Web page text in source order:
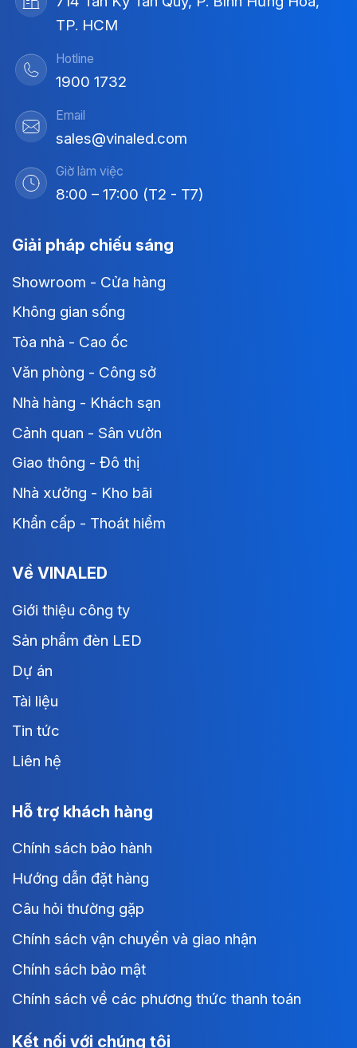
TP. HCM
Hotline
1900 1732
Email
sales@vinaled.com
Giờ làm việc
8:00 – 17:00 (T2 - T7)
Giải pháp chiếu sáng
Showroom - Cửa hàng
Không gian sống
Tòa nhà - Cao ốc
Văn phòng - Công sở
Nhà hàng - Khách sạn
Cảnh quan - Sân vườn
Giao thông - Đô thị
Nhà xưởng - Kho bãi
Khẩn cấp - Thoát hiểm
Về VINALED
Giới thiệu công ty
Sản phẩm đèn LED
Dự án
Tài liệu
Tin tức
Liên hệ
Hỗ trợ khách hàng
Chính sách bảo hành
Hướng dẫn đặt hàng
Câu hỏi thường gặp
Chính sách vận chuyển và giao nhận
Chính sách bảo mật
Chính sách về các phương thức thanh toán
Kết nối với chúng tôi